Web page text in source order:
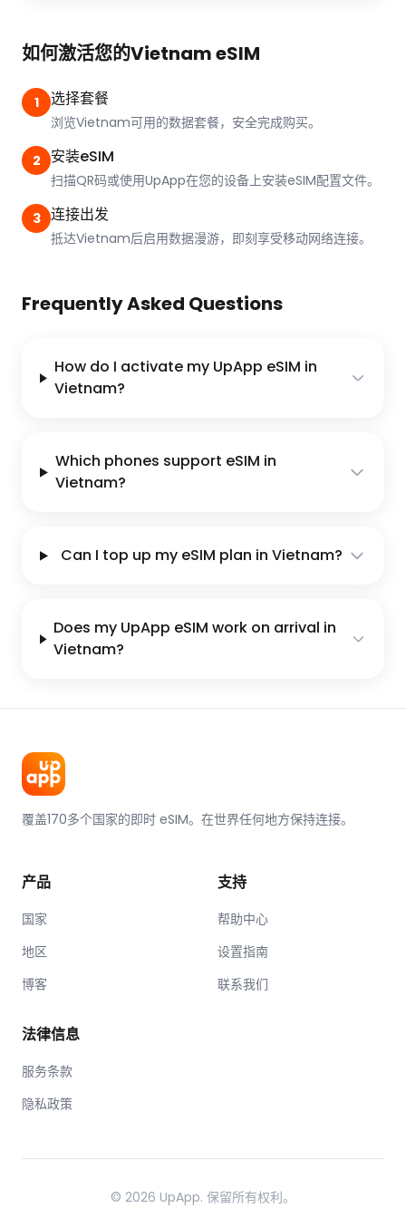
如何激活您的Vietnam eSIM
1 选择套餐
浏览Vietnam可用的数据套餐，安全完成购买。
2 安装eSIM
扫描QR码或使用UpApp在您的设备上安装eSIM配置文件。
3 连接出发
抵达Vietnam后启用数据漫游，即刻享受移动网络连接。
Frequently Asked Questions
How do I activate my UpApp eSIM in
Vietnam?
Which phones support eSIM in
Vietnam?
Can I top up my eSIM plan in Vietnam?
Does my UpApp eSIM work on arrival in
Vietnam?
覆盖170多个国家的即时 eSIM。在世界任何地方保持连接。
产品
国家
地区
博客
支持
帮助中心
设置指南
联系我们
法律信息
服务条款
隐私政策
© 2026 UpApp. 保留所有权利。